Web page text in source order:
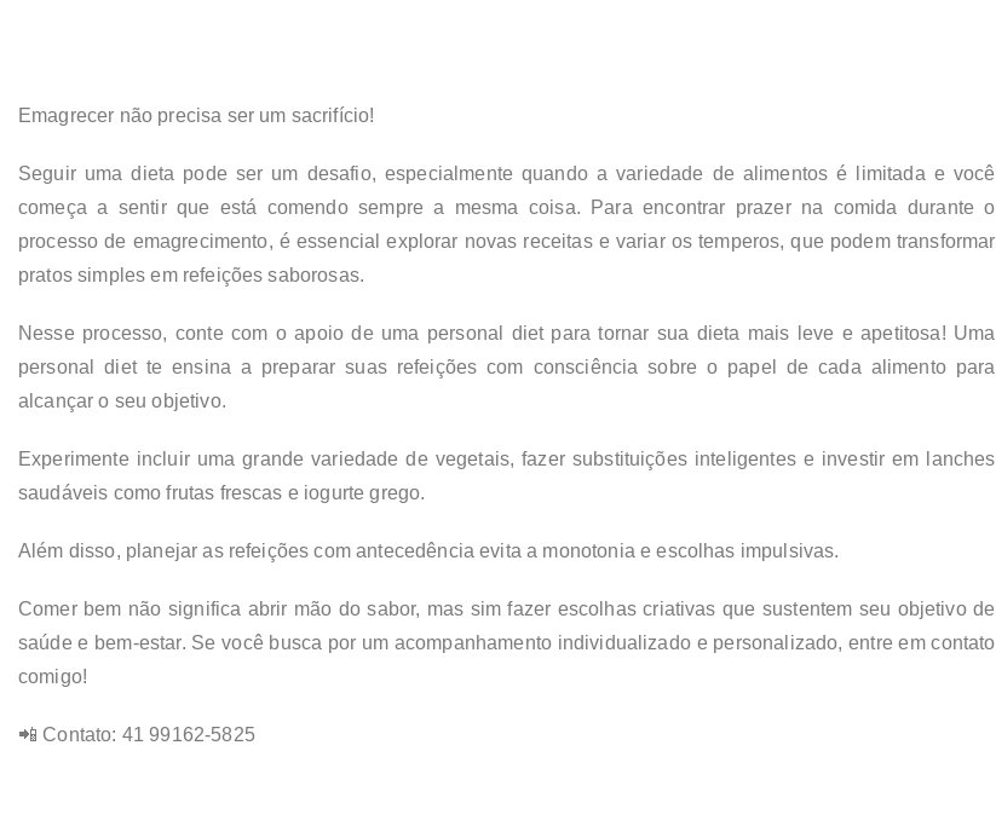
Emagrecer não precisa ser um sacrifício!
Seguir uma dieta pode ser um desafio, especialmente quando a variedade de alimentos é limitada e você
começa a sentir que está comendo sempre a mesma coisa. Para encontrar prazer na comida durante o
processo de emagrecimento, é essencial explorar novas receitas e variar os temperos, que podem transformar
pratos simples em refeições saborosas.
Nesse processo, conte com o apoio de uma personal diet para tornar sua dieta mais leve e apetitosa! Uma
personal diet te ensina a preparar suas refeições com consciência sobre o papel de cada alimento para
alcançar o seu objetivo.
Experimente incluir uma grande variedade de vegetais, fazer substituições inteligentes e investir em lanches
saudáveis como frutas frescas e iogurte grego.
Além disso, planejar as refeições com antecedência evita a monotonia e escolhas impulsivas.
Comer bem não significa abrir mão do sabor, mas sim fazer escolhas criativas que sustentem seu objetivo de
saúde e bem-estar. Se você busca por um acompanhamento individualizado e personalizado, entre em contato
comigo!
📲 Contato: 41 99162-5825